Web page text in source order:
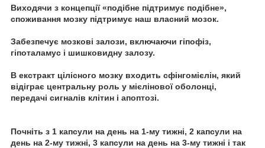
Виходячи з концепції «подібне підтримує подібне»,
споживання мозку підтримує наш власний мозок.
Забезпечує мозкові залози, включаючи гіпофіз,
гіпоталамус і шишковидну залозу.
В екстракт цілісного мозку входить сфінгомієлін, який
відіграє центральну роль у мієлінової оболонці,
передачі сигналів клітин і апоптозі.
Почніть з 1 капсули на день на 1-му тижні, 2 капсули на
день на 2-му тижні, 3 капсули на день на 3-му тижні і так